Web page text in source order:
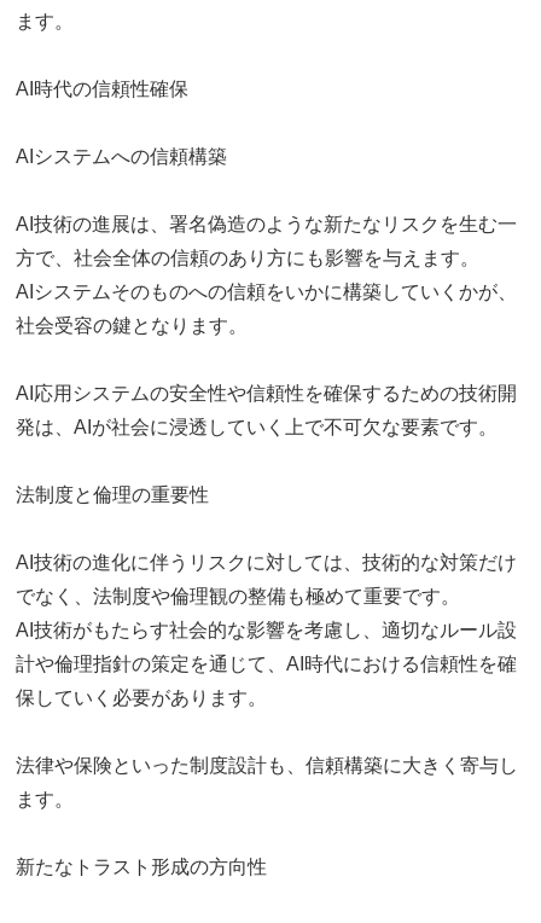
ます。
AI時代の信頼性確保
AIシステムへの信頼構築
AI技術の進展は、署名偽造のような新たなリスクを生む一
方で、社会全体の信頼のあり方にも影響を与えます。
AIシステムそのものへの信頼をいかに構築していくかが、
社会受容の鍵となります。
AI応用システムの安全性や信頼性を確保するための技術開
発は、AIが社会に浸透していく上で不可欠な要素です。
法制度と倫理の重要性
AI技術の進化に伴うリスクに対しては、技術的な対策だけ
でなく、法制度や倫理観の整備も極めて重要です。
AI技術がもたらす社会的な影響を考慮し、適切なルール設
計や倫理指針の策定を通じて、AI時代における信頼性を確
保していく必要があります。
法律や保険といった制度設計も、信頼構築に大きく寄与し
ます。
新たなトラスト形成の方向性